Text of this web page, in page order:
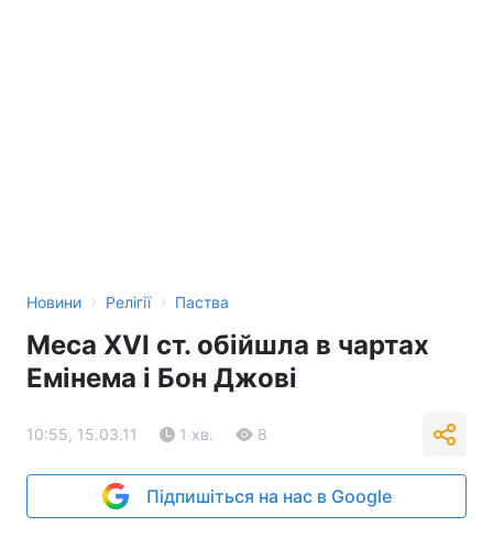
Новини › Релігії › Паства
Меса XVI ст. обійшла в чартах
Емінема і Бон Джові
10:55, 15.03.11 1 хв. 8
Підпишіться на нас в Google